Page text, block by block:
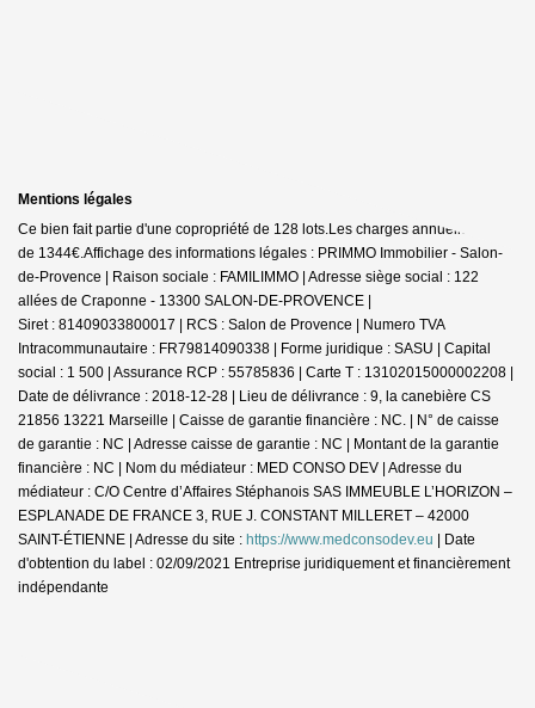
Mentions légales
Ce bien fait partie d'une copropriété de 128 lots.Les charges annuelles sont
de 1344€.Affichage des informations légales : PRIMMO Immobilier - Salon-
de-Provence | Raison sociale : FAMILIMMO | Adresse siège social : 122
allées de Craponne - 13300 SALON-DE-PROVENCE |
Siret : 81409033800017 | RCS : Salon de Provence | Numero TVA
Intracommunautaire : FR79814090338 | Forme juridique : SASU | Capital
social : 1 500 | Assurance RCP : 55785836 | Carte T : 13102015000002208 |
Date de délivrance : 2018-12-28 | Lieu de délivrance : 9, la canebière CS
21856 13221 Marseille | Caisse de garantie financière : NC. | N° de caisse
de garantie : NC | Adresse caisse de garantie : NC | Montant de la garantie
financière : NC | Nom du médiateur : MED CONSO DEV | Adresse du
médiateur : C/O Centre d’Affaires Stéphanois SAS IMMEUBLE L’HORIZON –
ESPLANADE DE FRANCE 3, RUE J. CONSTANT MILLERET – 42000
SAINT-ÉTIENNE | Adresse du site : https://www.medconsodev.eu | Date
d'obtention du label : 02/09/2021 Entreprise juridiquement et financièrement
indépendante